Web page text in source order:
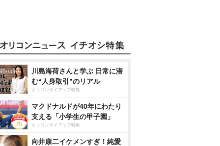
川島海荷さんと学ぶ 日常に潜
む“人身取引”のリアル
オリコンタイアップ特集
マクドナルドが40年にわたり
支える「小学生の甲子園」
オリコンタイアップ特集
向井康二イケメンすぎ！純愛